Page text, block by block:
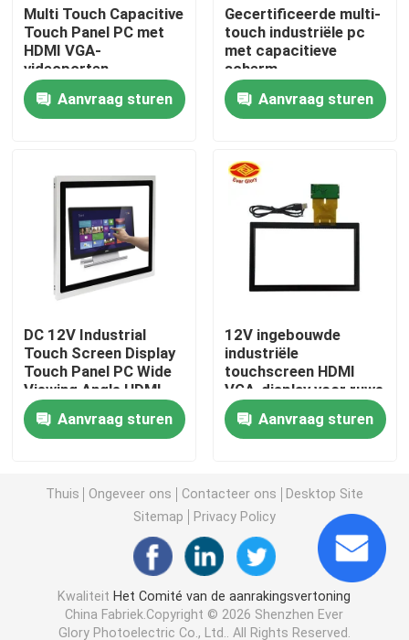
Contacteer ons
nieuws
Het Comité van de aanrakingsvertoning
Touch screenlcd Comité
Industrieel Aanrakingscomité
Capacitief Aanrakingscomité
optische vertoning plakkend
Multitouch screen
De Module van de touch screenvertoning
Multi Touch Capacitive
Touch Panel PC met
HDMI VGA-
videoporten
Aanvraag sturen
Gecertificeerde multi-
touch industriële pc
met capacitieve
scherm
Aanvraag sturen
DC 12V Industrial
Touch Screen Display
Touch Panel PC Wide
Viewing Angle HDMI
VGA Scherm
Aanvraag sturen
12V ingebouwde
industriële
touchscreen HDMI
VGA-display voor ruwe
omgevingen CE-
gecertificeerd
Aanvraag sturen
Thuis Ongeveer ons Contacteer ons
Desktop Site
Sitemap
Privacy Policy
Kwaliteit Het Comité van de aanrakingsvertoning
China Fabriek.Copyright © 2026 Shenzhen Ever
Glory Photoelectric Co., Ltd.. All Rights Reserved.